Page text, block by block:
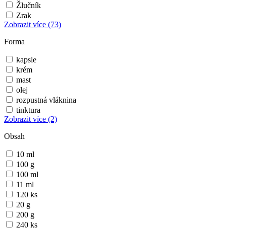
Žlučník
Zrak
Zobrazit více (73)
Forma
kapsle
krém
mast
olej
rozpustná vláknina
tinktura
Zobrazit více (2)
Obsah
10 ml
100 g
100 ml
11 ml
120 ks
20 g
200 g
240 ks